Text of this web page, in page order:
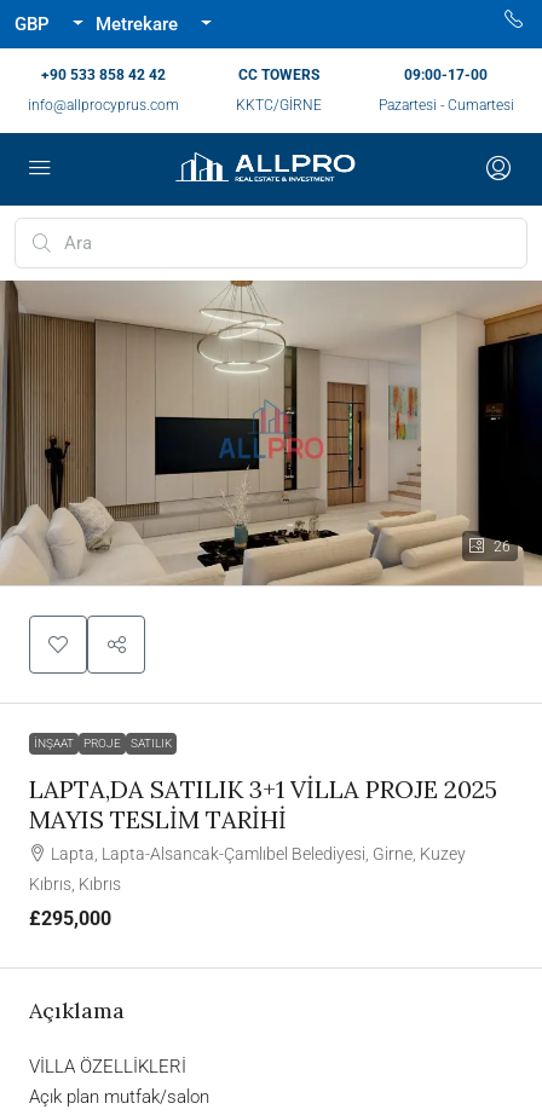
GBP Metrekare
‪+90 533 858 42 42‬
info@allprocyprus.com
CC TOWERS
KKTC/GİRNE
09:00-17-00
Pazartesi - Cumartesi
26
İNŞAAT PROJE SATILIK
LAPTA,DA SATILIK 3+1 VİLLA PROJE 2025
MAYIS TESLİM TARİHİ
Lapta, Lapta-Alsancak-Çamlıbel Belediyesi, Girne, Kuzey
Kıbrıs, Kıbrıs
£295,000
Açıklama
VİLLA ÖZELLİKLERİ
Açık plan mutfak/salon